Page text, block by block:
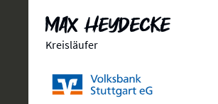
Max Heydecke
Kreisläufer